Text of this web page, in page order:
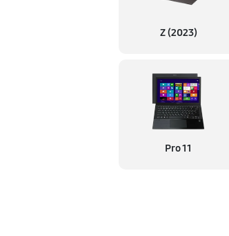
Z (2023)
Pro 11